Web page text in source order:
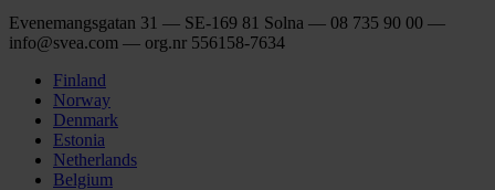
Evenemangsgatan 31 — SE-169 81 Solna — 08 735 90 00 —
info@svea.com — org.nr 556158‑7634
Finland
Norway
Denmark
Estonia
Netherlands
Belgium